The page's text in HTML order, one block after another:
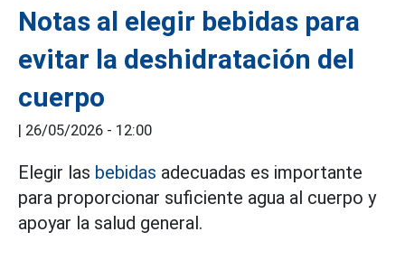
Notas al elegir bebidas para
evitar la deshidratación del
cuerpo
| 26/05/2026 - 12:00
Elegir las bebidas adecuadas es importante
para proporcionar suficiente agua al cuerpo y
apoyar la salud general.